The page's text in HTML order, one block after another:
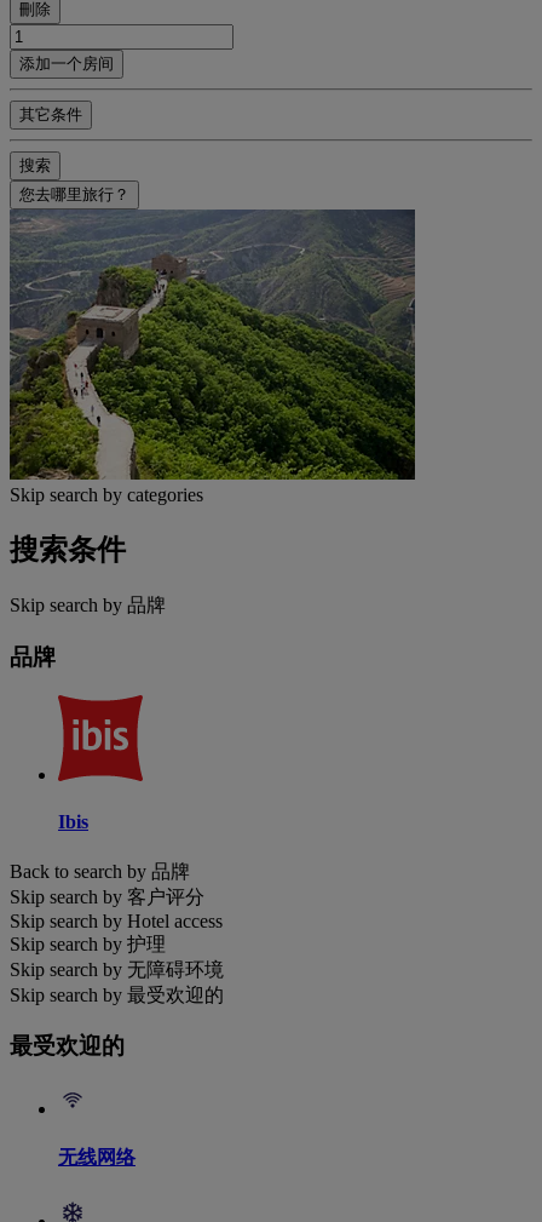
刪除
添加一个房间
其它条件
搜索
您去哪里旅行？
Skip search by categories
搜索条件
Skip search by 品牌
品牌
Ibis
Back to search by 品牌
Skip search by 客户评分
Skip search by Hotel access
Skip search by 护理
Skip search by 无障碍环境
Skip search by 最受欢迎的
最受欢迎的
无线网络